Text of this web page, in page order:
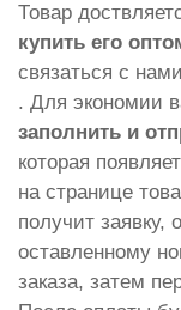
Товар
купить его
связаться с
. Для экономии
заполнить и
которая
на странице
получит заявку,
оставленному
заказа, затем